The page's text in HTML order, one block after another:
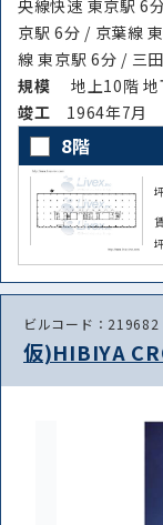
央線快速 東京駅 6
京駅 6分 / 京葉線
線 東京駅 6分 / 三
規模
地上10階
竣⼯ 1964年7月
8階
ビルコード：219682
仮)HIBIYA